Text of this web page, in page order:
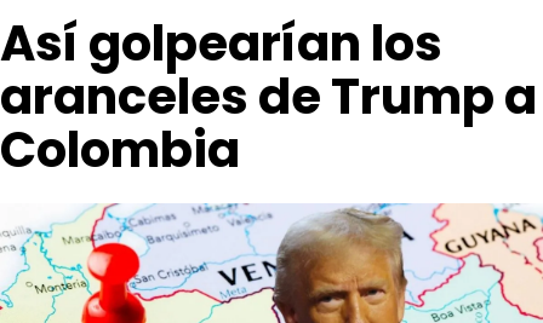
Así golpearían los
aranceles de Trump a
Colombia